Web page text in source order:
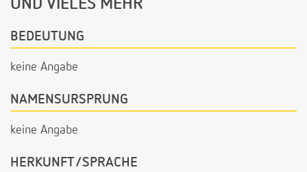
UND VIELES MEHR
BEDEUTUNG
keine Angabe
NAMENSURSPRUNG
keine Angabe
HERKUNFT/SPRACHE